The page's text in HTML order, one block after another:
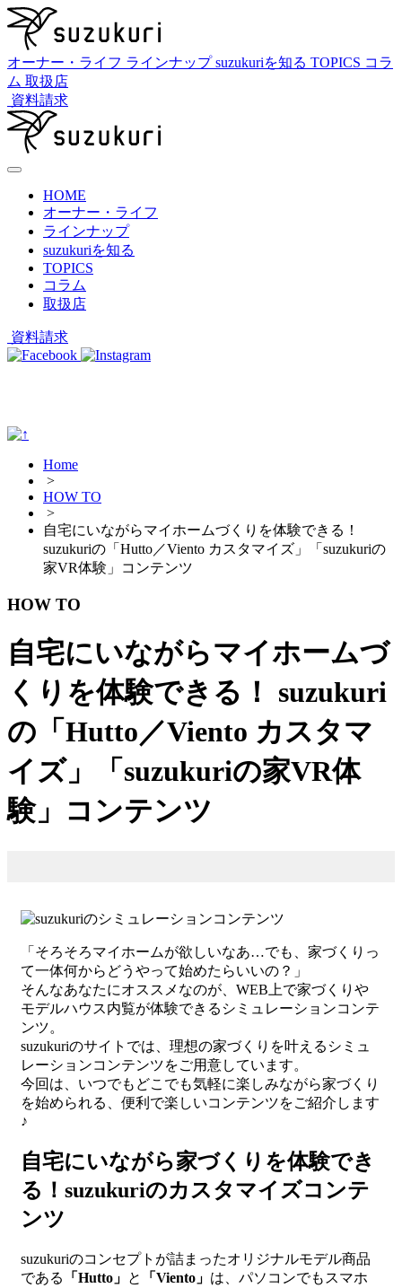
オーナー・ライフ ラインナップ suzukuriを知る TOPICS コラ
ム 取扱店
資料請求
HOME
オーナー・ライフ
ラインナップ
suzukuriを知る
TOPICS
コラム
取扱店
資料請求
Home
>
HOW TO
>
自宅にいながらマイホームづくりを体験できる！
suzukuriの「Hutto／Viento カスタマイズ」「suzukuriの
家VR体験」コンテンツ
HOW TO
自宅にいながらマイホームづ
くりを体験できる！ suzukuri
の「Hutto／Viento カスタマ
イズ」「suzukuriの家VR体
験」コンテンツ
「そろそろマイホームが欲しいなあ…でも、家づくりっ
て一体何からどうやって始めたらいいの？」
そんなあなたにオススメなのが、WEB上で家づくりや
モデルハウス内覧が体験できるシミュレーションコンテ
ンツ。
suzukuriのサイトでは、理想の家づくりを叶えるシミュ
レーションコンテンツをご用意しています。
今回は、いつでもどこでも気軽に楽しみながら家づくり
を始められる、便利で楽しいコンテンツをご紹介します
♪
自宅にいながら家づくりを体験でき
る！suzukuriのカスタマイズコンテ
ンツ
suzukuriのコンセプトが詰まったオリジナルモデル商品
である
「Hutto」 と 「Viento」 は、パソコンでもスマホ